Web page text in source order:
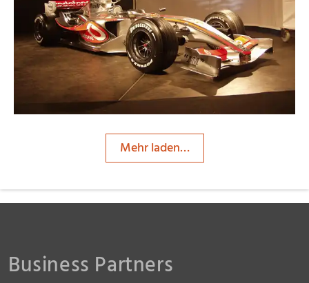
worldwildwolle
Mehr laden…
Business Partners